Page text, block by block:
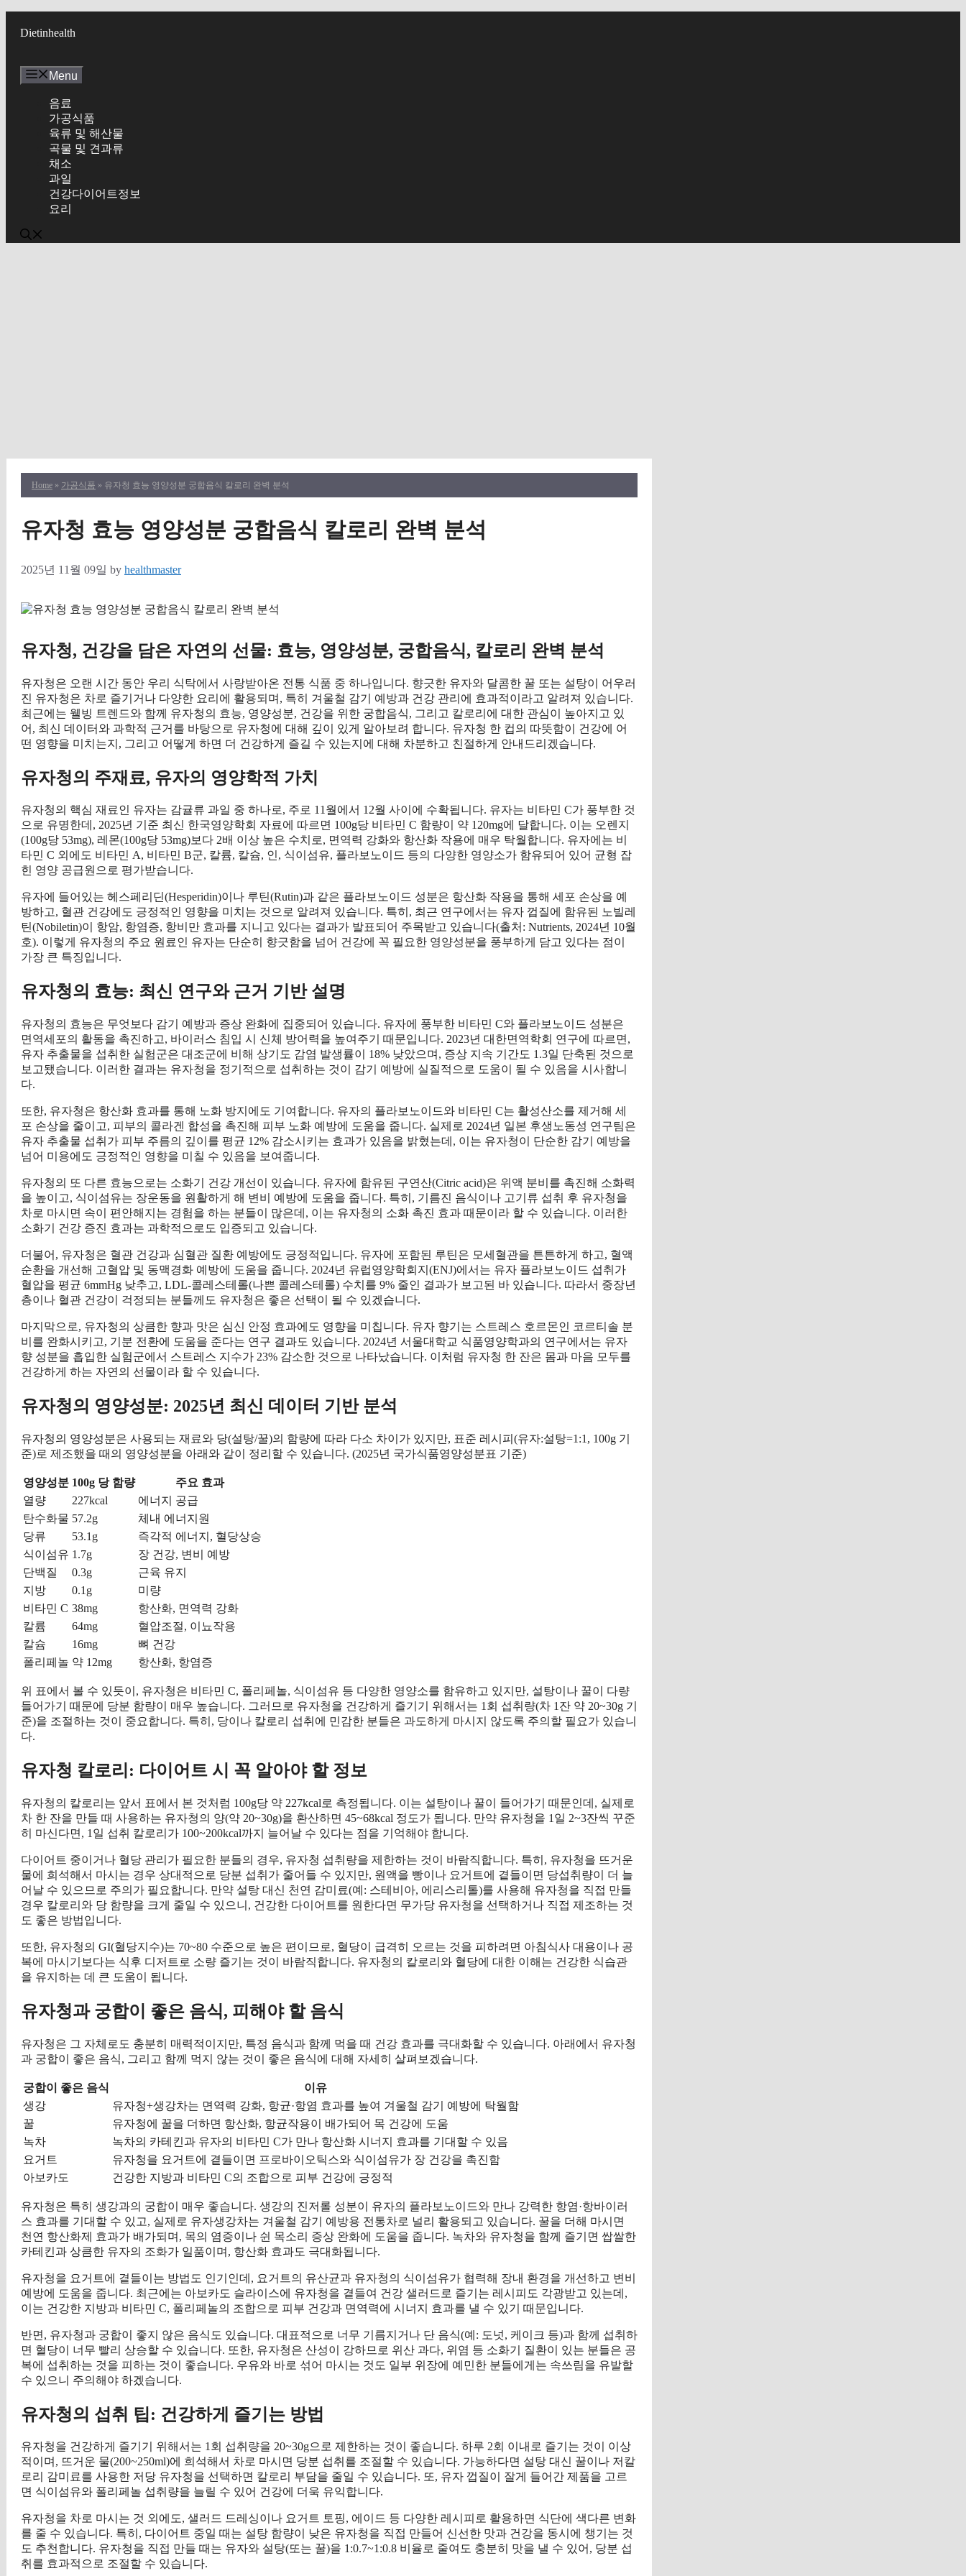
Dietinhealth
Menu
음료
가공식품
육류 및 해산물
곡물 및 견과류
채소
과일
건강다이어트정보
요리
Home » 가공식품 » 유자청 효능 영양성분 궁합음식 칼로리 완벽 분석
유자청 효능 영양성분 궁합음식 칼로리 완벽 분석
2025년 11월 09일 by healthmaster
유자청, 건강을 담은 자연의 선물: 효능, 영양성분, 궁합음식, 칼로리 완벽 분석
유자청은 오랜 시간 동안 우리 식탁에서 사랑받아온 전통 식품 중 하나입니다. 향긋한 유자와 달콤한 꿀 또는 설탕이 어우러
진 유자청은 차로 즐기거나 다양한 요리에 활용되며, 특히 겨울철 감기 예방과 건강 관리에 효과적이라고 알려져 있습니다.
최근에는 웰빙 트렌드와 함께 유자청의 효능, 영양성분, 건강을 위한 궁합음식, 그리고 칼로리에 대한 관심이 높아지고 있
어, 최신 데이터와 과학적 근거를 바탕으로 유자청에 대해 깊이 있게 알아보려 합니다. 유자청 한 컵의 따뜻함이 건강에 어
떤 영향을 미치는지, 그리고 어떻게 하면 더 건강하게 즐길 수 있는지에 대해 차분하고 친절하게 안내드리겠습니다.
유자청의 주재료, 유자의 영양학적 가치
유자청의 핵심 재료인 유자는 감귤류 과일 중 하나로, 주로 11월에서 12월 사이에 수확됩니다. 유자는 비타민 C가 풍부한 것
으로 유명한데, 2025년 기준 최신 한국영양학회 자료에 따르면 100g당 비타민 C 함량이 약 120mg에 달합니다. 이는 오렌지
(100g당 53mg), 레몬(100g당 53mg)보다 2배 이상 높은 수치로, 면역력 강화와 항산화 작용에 매우 탁월합니다. 유자에는 비
타민 C 외에도 비타민 A, 비타민 B군, 칼륨, 칼슘, 인, 식이섬유, 플라보노이드 등의 다양한 영양소가 함유되어 있어 균형 잡
힌 영양 공급원으로 평가받습니다.
유자에 들어있는 헤스페리딘(Hesperidin)이나 루틴(Rutin)과 같은 플라보노이드 성분은 항산화 작용을 통해 세포 손상을 예
방하고, 혈관 건강에도 긍정적인 영향을 미치는 것으로 알려져 있습니다. 특히, 최근 연구에서는 유자 껍질에 함유된 노빌레
틴(Nobiletin)이 항암, 항염증, 항비만 효과를 지니고 있다는 결과가 발표되어 주목받고 있습니다(출처: Nutrients, 2024년 10월
호). 이렇게 유자청의 주요 원료인 유자는 단순히 향긋함을 넘어 건강에 꼭 필요한 영양성분을 풍부하게 담고 있다는 점이
가장 큰 특징입니다.
유자청의 효능: 최신 연구와 근거 기반 설명
유자청의 효능은 무엇보다 감기 예방과 증상 완화에 집중되어 있습니다. 유자에 풍부한 비타민 C와 플라보노이드 성분은
면역세포의 활동을 촉진하고, 바이러스 침입 시 신체 방어력을 높여주기 때문입니다. 2023년 대한면역학회 연구에 따르면,
유자 추출물을 섭취한 실험군은 대조군에 비해 상기도 감염 발생률이 18% 낮았으며, 증상 지속 기간도 1.3일 단축된 것으로
보고됐습니다. 이러한 결과는 유자청을 정기적으로 섭취하는 것이 감기 예방에 실질적으로 도움이 될 수 있음을 시사합니
다.
또한, 유자청은 항산화 효과를 통해 노화 방지에도 기여합니다. 유자의 플라보노이드와 비타민 C는 활성산소를 제거해 세
포 손상을 줄이고, 피부의 콜라겐 합성을 촉진해 피부 노화 예방에 도움을 줍니다. 실제로 2024년 일본 후생노동성 연구팀은
유자 추출물 섭취가 피부 주름의 깊이를 평균 12% 감소시키는 효과가 있음을 밝혔는데, 이는 유자청이 단순한 감기 예방을
넘어 미용에도 긍정적인 영향을 미칠 수 있음을 보여줍니다.
유자청의 또 다른 효능으로는 소화기 건강 개선이 있습니다. 유자에 함유된 구연산(Citric acid)은 위액 분비를 촉진해 소화력
을 높이고, 식이섬유는 장운동을 원활하게 해 변비 예방에 도움을 줍니다. 특히, 기름진 음식이나 고기류 섭취 후 유자청을
차로 마시면 속이 편안해지는 경험을 하는 분들이 많은데, 이는 유자청의 소화 촉진 효과 때문이라 할 수 있습니다. 이러한
소화기 건강 증진 효과는 과학적으로도 입증되고 있습니다.
더불어, 유자청은 혈관 건강과 심혈관 질환 예방에도 긍정적입니다. 유자에 포함된 루틴은 모세혈관을 튼튼하게 하고, 혈액
순환을 개선해 고혈압 및 동맥경화 예방에 도움을 줍니다. 2024년 유럽영양학회지(ENJ)에서는 유자 플라보노이드 섭취가
혈압을 평균 6mmHg 낮추고, LDL-콜레스테롤(나쁜 콜레스테롤) 수치를 9% 줄인 결과가 보고된 바 있습니다. 따라서 중장년
층이나 혈관 건강이 걱정되는 분들께도 유자청은 좋은 선택이 될 수 있겠습니다.
마지막으로, 유자청의 상큼한 향과 맛은 심신 안정 효과에도 영향을 미칩니다. 유자 향기는 스트레스 호르몬인 코르티솔 분
비를 완화시키고, 기분 전환에 도움을 준다는 연구 결과도 있습니다. 2024년 서울대학교 식품영양학과의 연구에서는 유자
향 성분을 흡입한 실험군에서 스트레스 지수가 23% 감소한 것으로 나타났습니다. 이처럼 유자청 한 잔은 몸과 마음 모두를
건강하게 하는 자연의 선물이라 할 수 있습니다.
유자청의 영양성분: 2025년 최신 데이터 기반 분석
유자청의 영양성분은 사용되는 재료와 당(설탕/꿀)의 함량에 따라 다소 차이가 있지만, 표준 레시피(유자:설탕=1:1, 100g 기
준)로 제조했을 때의 영양성분을 아래와 같이 정리할 수 있습니다. (2025년 국가식품영양성분표 기준)
영양성분 100g 당 함량
주요 효과
열량
227kcal
에너지 공급
탄수화물 57.2g
체내 에너지원
당류
53.1g
즉각적 에너지, 혈당상승
식이섬유 1.7g
장 건강, 변비 예방
단백질
0.3g
근육 유지
지방
0.1g
미량
비타민 C 38mg
항산화, 면역력 강화
칼륨
64mg
혈압조절, 이뇨작용
칼슘
16mg
뼈 건강
폴리페놀 약 12mg 항산화, 항염증
위 표에서 볼 수 있듯이, 유자청은 비타민 C, 폴리페놀, 식이섬유 등 다양한 영양소를 함유하고 있지만, 설탕이나 꿀이 다량
들어가기 때문에 당분 함량이 매우 높습니다. 그러므로 유자청을 건강하게 즐기기 위해서는 1회 섭취량(차 1잔 약 20~30g 기
준)을 조절하는 것이 중요합니다. 특히, 당이나 칼로리 섭취에 민감한 분들은 과도하게 마시지 않도록 주의할 필요가 있습니
다.
유자청 칼로리: 다이어트 시 꼭 알아야 할 정보
유자청의 칼로리는 앞서 표에서 본 것처럼 100g당 약 227kcal로 측정됩니다. 이는 설탕이나 꿀이 들어가기 때문인데, 실제로
차 한 잔을 만들 때 사용하는 유자청의 양(약 20~30g)을 환산하면 45~68kcal 정도가 됩니다. 만약 유자청을 1일 2~3잔씩 꾸준
히 마신다면, 1일 섭취 칼로리가 100~200kcal까지 늘어날 수 있다는 점을 기억해야 합니다.
다이어트 중이거나 혈당 관리가 필요한 분들의 경우, 유자청 섭취량을 제한하는 것이 바람직합니다. 특히, 유자청을 뜨거운
물에 희석해서 마시는 경우 상대적으로 당분 섭취가 줄어들 수 있지만, 원액을 빵이나 요거트에 곁들이면 당섭취량이 더 늘
어날 수 있으므로 주의가 필요합니다. 만약 설탕 대신 천연 감미료(예: 스테비아, 에리스리톨)를 사용해 유자청을 직접 만들
경우 칼로리와 당 함량을 크게 줄일 수 있으니, 건강한 다이어트를 원한다면 무가당 유자청을 선택하거나 직접 제조하는 것
도 좋은 방법입니다.
또한, 유자청의 GI(혈당지수)는 70~80 수준으로 높은 편이므로, 혈당이 급격히 오르는 것을 피하려면 아침식사 대용이나 공
복에 마시기보다는 식후 디저트로 소량 즐기는 것이 바람직합니다. 유자청의 칼로리와 혈당에 대한 이해는 건강한 식습관
을 유지하는 데 큰 도움이 됩니다.
유자청과 궁합이 좋은 음식, 피해야 할 음식
유자청은 그 자체로도 충분히 매력적이지만, 특정 음식과 함께 먹을 때 건강 효과를 극대화할 수 있습니다. 아래에서 유자청
과 궁합이 좋은 음식, 그리고 함께 먹지 않는 것이 좋은 음식에 대해 자세히 살펴보겠습니다.
궁합이 좋은 음식
이유
생강
유자청+생강차는 면역력 강화, 항균·항염 효과를 높여 겨울철 감기 예방에 탁월함
꿀
유자청에 꿀을 더하면 항산화, 항균작용이 배가되어 목 건강에 도움
녹차
녹차의 카테킨과 유자의 비타민 C가 만나 항산화 시너지 효과를 기대할 수 있음
요거트
유자청을 요거트에 곁들이면 프로바이오틱스와 식이섬유가 장 건강을 촉진함
아보카도
건강한 지방과 비타민 C의 조합으로 피부 건강에 긍정적
유자청은 특히 생강과의 궁합이 매우 좋습니다. 생강의 진저롤 성분이 유자의 플라보노이드와 만나 강력한 항염·항바이러
스 효과를 기대할 수 있고, 실제로 유자생강차는 겨울철 감기 예방용 전통차로 널리 활용되고 있습니다. 꿀을 더해 마시면
천연 항산화제 효과가 배가되며, 목의 염증이나 쉰 목소리 증상 완화에 도움을 줍니다. 녹차와 유자청을 함께 즐기면 쌉쌀한
카테킨과 상큼한 유자의 조화가 일품이며, 항산화 효과도 극대화됩니다.
유자청을 요거트에 곁들이는 방법도 인기인데, 요거트의 유산균과 유자청의 식이섬유가 협력해 장내 환경을 개선하고 변비
예방에 도움을 줍니다. 최근에는 아보카도 슬라이스에 유자청을 곁들여 건강 샐러드로 즐기는 레시피도 각광받고 있는데,
이는 건강한 지방과 비타민 C, 폴리페놀의 조합으로 피부 건강과 면역력에 시너지 효과를 낼 수 있기 때문입니다.
반면, 유자청과 궁합이 좋지 않은 음식도 있습니다. 대표적으로 너무 기름지거나 단 음식(예: 도넛, 케이크 등)과 함께 섭취하
면 혈당이 너무 빨리 상승할 수 있습니다. 또한, 유자청은 산성이 강하므로 위산 과다, 위염 등 소화기 질환이 있는 분들은 공
복에 섭취하는 것을 피하는 것이 좋습니다. 우유와 바로 섞어 마시는 것도 일부 위장에 예민한 분들에게는 속쓰림을 유발할
수 있으니 주의해야 하겠습니다.
유자청의 섭취 팁: 건강하게 즐기는 방법
유자청을 건강하게 즐기기 위해서는 1회 섭취량을 20~30g으로 제한하는 것이 좋습니다. 하루 2회 이내로 즐기는 것이 이상
적이며, 뜨거운 물(200~250ml)에 희석해서 차로 마시면 당분 섭취를 조절할 수 있습니다. 가능하다면 설탕 대신 꿀이나 저칼
로리 감미료를 사용한 저당 유자청을 선택하면 칼로리 부담을 줄일 수 있습니다. 또, 유자 껍질이 잘게 들어간 제품을 고르
면 식이섬유와 폴리페놀 섭취량을 늘릴 수 있어 건강에 더욱 유익합니다.
유자청을 차로 마시는 것 외에도, 샐러드 드레싱이나 요거트 토핑, 에이드 등 다양한 레시피로 활용하면 식단에 색다른 변화
를 줄 수 있습니다. 특히, 다이어트 중일 때는 설탕 함량이 낮은 유자청을 직접 만들어 신선한 맛과 건강을 동시에 챙기는 것
도 추천합니다. 유자청을 직접 만들 때는 유자와 설탕(또는 꿀)을 1:0.7~1:0.8 비율로 줄여도 충분히 맛을 낼 수 있어, 당분 섭
취를 효과적으로 조절할 수 있습니다.